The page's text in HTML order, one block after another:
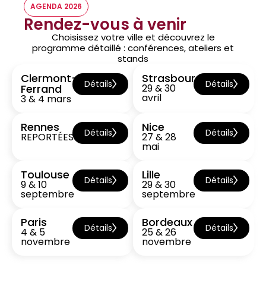
AGENDA 2026
Rendez-vous à venir
Choisissez votre ville et découvrez le
programme détaillé : conférences, ateliers et
stands
Clermont-
Ferrand
3 & 4 mars
Détails Strasbourg
29 & 30
avril
Détails
Rennes
REPORTÉES Détails Nice
27 & 28
mai
Détails
Toulouse
9 & 10
septembre
Détails Lille
29 & 30
septembre
Détails
Paris
4 & 5
novembre
Détails Bordeaux
25 & 26
novembre
Détails